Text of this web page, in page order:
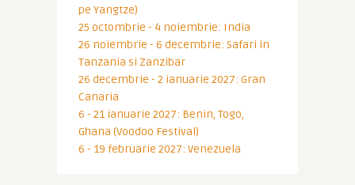
pe Yangtze)
25 octombrie - 4 noiembrie: India
26 noiembrie - 6 decembrie: Safari in
Tanzania si Zanzibar
26 decembrie - 2 ianuarie 2027: Gran
Canaria
6 - 21 ianuarie 2027: Benin, Togo,
Ghana (Voodoo Festival)
6 - 19 februarie 2027: Venezuela